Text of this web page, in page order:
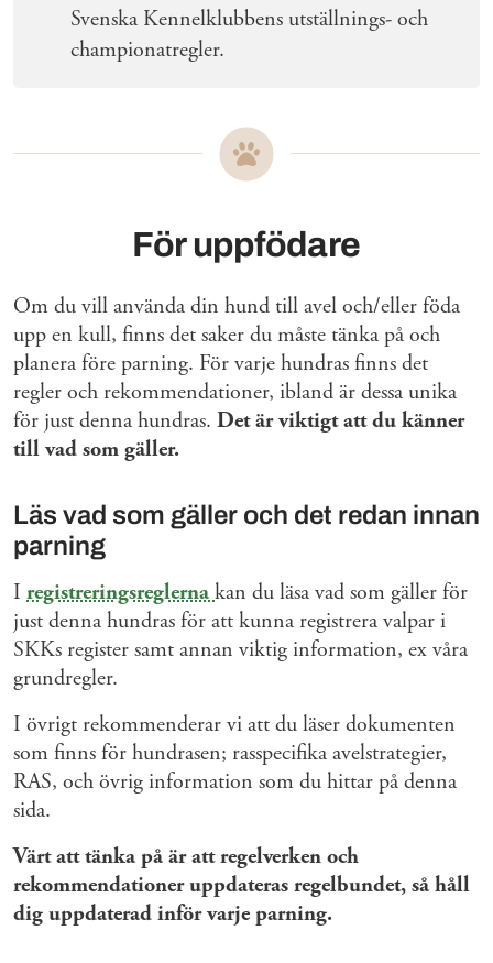
Svenska Kennelklubbens utställnings- och
championatregler.
För uppfödare
Om du vill använda din hund till avel och/eller föda
upp en kull, finns det saker du måste tänka på och
planera före parning. För varje hundras finns det
regler och rekommendationer, ibland är dessa unika
för just denna hundras. Det är viktigt att du känner
till vad som gäller.
Läs vad som gäller och det redan innan
parning
I registreringsreglernakan du läsa vad som gäller för
just denna hundras för att kunna registrera valpar i
SKKs register samt annan viktig information, ex våra
grundregler.
I övrigt rekommenderar vi att du läser dokumenten
som finns för hundrasen; rasspecifika avelstrategier,
RAS, och övrig information som du hittar på denna
sida.
Värt att tänka på är att regelverken och
rekommendationer uppdateras regelbundet, så håll
dig uppdaterad inför varje parning.